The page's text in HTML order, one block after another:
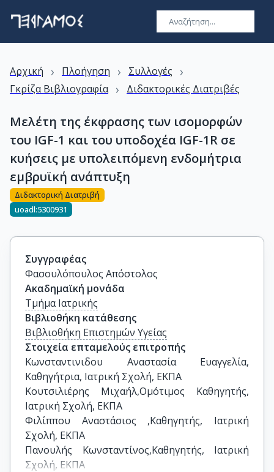
Αρχική › Πλοήγηση › Συλλογές ›
Γκρίζα Βιβλιογραφία › Διδακτορικές Διατριβές
Μελέτη της έκφρασης των ισομορφών
του IGF-1 και του υποδοχέα IGF-1R σε
κυήσεις με υπολειπόμενη ενδομήτρια
εμβρυϊκή ανάπτυξη
Διδακτορική Διατριβή
uoadl:5300931
Συγγραφέας
Φασουλόπουλος Απόστολος
Ακαδημαϊκή μονάδα
Τμήμα Ιατρικής
Βιβλιοθήκη κατάθεσης
Βιβλιοθήκη Επιστημών Υγείας
Στοιχεία επταμελούς επιτροπής
Κωνσταντινιδου Αναστασία Ευαγγελία,
Καθηγήτρια, Ιατρική Σχολή, ΕΚΠΑ
Κουτσιλιέρης Μιχαήλ,Ομότιμος Καθηγητής,
Ιατρική Σχολή, ΕΚΠΑ
Φιλίππου Αναστάσιος ,Καθηγητής, Ιατρική
Σχολή, ΕΚΠΑ
Πανουλής Κωνσταντίνος,Καθηγητής, Ιατρική
Σχολή, ΕΚΠΑ